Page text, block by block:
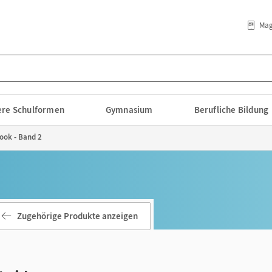
Schulformen Gymnasium Berufliche Bildung
- Band 2
Zugehörige Produkte anzeigen